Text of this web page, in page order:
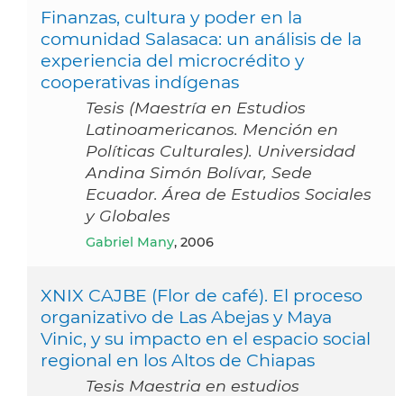
Finanzas, cultura y poder en la
comunidad Salasaca: un análisis de la
experiencia del microcrédito y
cooperativas indígenas
Tesis (Maestría en Estudios
Latinoamericanos. Mención en
Políticas Culturales). Universidad
Andina Simón Bolívar, Sede
Ecuador. Área de Estudios Sociales
y Globales
Gabriel Many, 2006
XNIX CAJBE (Flor de café). El proceso
organizativo de Las Abejas y Maya
Vinic, y su impacto en el espacio social
regional en los Altos de Chiapas
Tesis Maestria en estudios